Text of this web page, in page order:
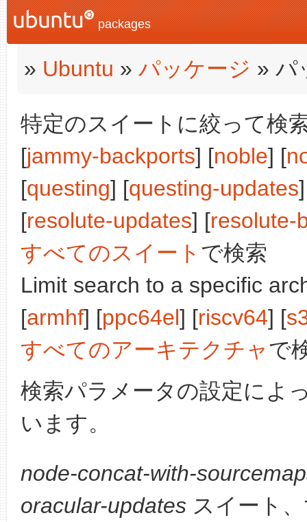
packages
» Ubuntu » パッケージ » パ
特定のスイートに絞って検
[jammy-backports] [noble] [
[questing] [questing-updates
[resolute-updates] [resolute-
すべてのスイート で検索
Limit search to a specific
[armhf] [ppc64el] [riscv64] [
すべてのアーキテクチャで
検索パラメータの設定によ
います。
node-concat-with-
oracular-updates スイート